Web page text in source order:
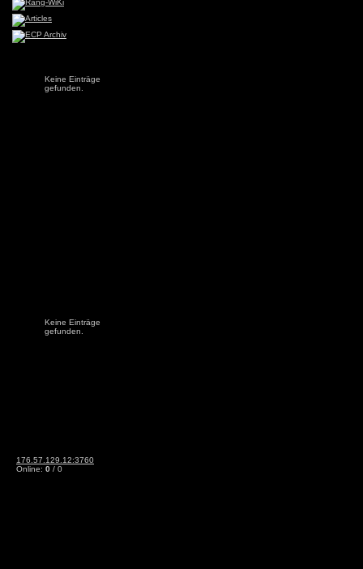
Keine Einträge
gefunden.
Keine Einträge
gefunden.
176.57.129.12:3760
Online: 0 / 0